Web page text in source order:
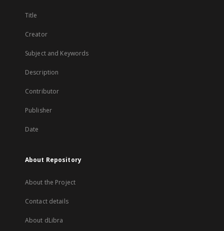
Title
Creator
Subject and Keywords
Description
Contributor
Publisher
Date
About Repository
About the Project
Contact details
About dLibra